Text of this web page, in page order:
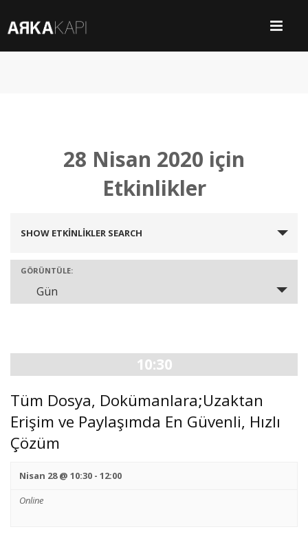
28 Nisan 2020 için
Etkinlikler
Search
and
Navigation
SHOW ETKINLIKLER SEARCH
Etkinlik
GÖRÜNTÜLE:
Gün
10:30
Tüm Dosya, Dokümanlara;Uzaktan
Erişim ve Paylaşımda En Güvenli, Hızlı
Çözüm
Nisan 28 @ 10:30 - 12:00
Online